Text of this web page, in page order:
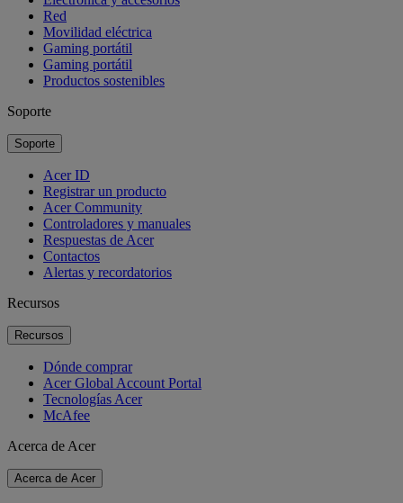
Red
Movilidad eléctrica
Gaming portátil
Gaming portátil
Productos sostenibles
Soporte
Soporte
Acer ID
Registrar un producto
Acer Community
Controladores y manuales
Respuestas de Acer
Contactos
Alertas y recordatorios
Recursos
Recursos
Dónde comprar
Acer Global Account Portal
Tecnologías Acer
McAfee
Acerca de Acer
Acerca de Acer